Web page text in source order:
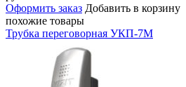
Оформить заказ Добавить в корзину
похожие товары
Трубка переговорная УКП-7M